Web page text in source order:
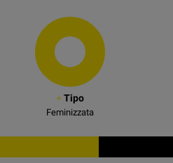
Tipo
Feminizzata